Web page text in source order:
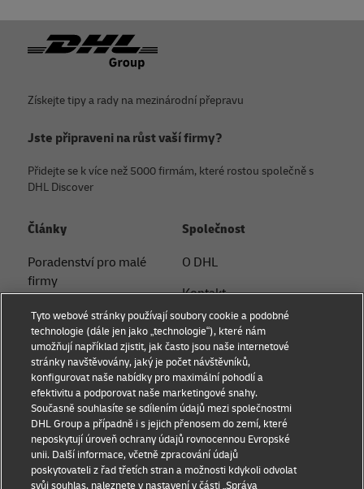
Zápatí
Získejte tipy a rady na mezinárodní přepravu
Jste připraveni na růst vaší firmy?
Přidejte se k více než 5000 firmám, které rostou společně s
DHL Discover
Články
Poradenství pro malé
firmy
Poradenství v oblasti
elektronického
obchodování
B2B poradenství
Logistické poradenství
Novinky a postřehy
Přeprava s DHL
Společnost
O DHL
Kontakt
Tiskové oddělení
Udržitelnost
Právní informace
Podmínky užití
Ochrana soukromí
Nastavení souborů cookie
Tyto webové stránky používají soubory cookie a podobné
technologie (dále jen jako „technologie“), které nám
umožňují například zjistit, jak často jsou naše internetové
stránky navštěvovány, jaký je počet návštěvníků,
konfigurovat naše nabídky pro maximální pohodlí a
efektivitu a podporovat naše marketingové snahy.
Současně souhlasíte se sdílením údajů mezi společnostmi
DHL Group a případně i s jejich přenosem do zemí, které
neposkytují úroveň ochrany údajů rovnocennou Evropské
unii. Další informace, včetně zpracování údajů
poskytovateli z řad třetích stran a možnosti kdykoli odvolat
svůj souhlas, naleznete v nastavení v části „Správa